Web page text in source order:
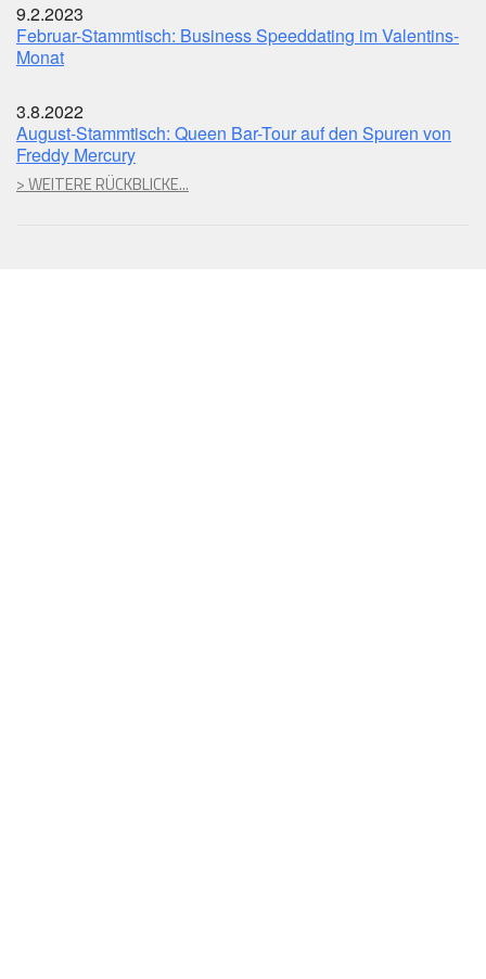
9.2.2023
Februar-Stammtisch: Business Speeddating im Valentins-
Monat
3.8.2022
August-Stammtisch: Queen Bar-Tour auf den Spuren von
Freddy Mercury
> WEITERE RÜCKBLICKE...